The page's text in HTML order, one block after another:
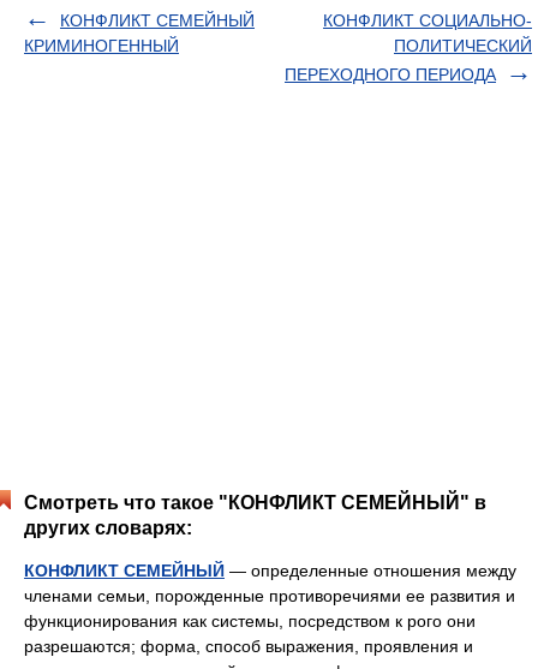
КОНФЛИКТ СЕМЕЙНЫЙ
КРИМИНОГЕННЫЙ
КОНФЛИКТ СОЦИАЛЬНО-
ПОЛИТИЧЕСКИЙ
ПЕРЕХОДНОГО ПЕРИОДА
Смотреть что такое "КОНФЛИКТ СЕМЕЙНЫЙ" в
других словарях:
КОНФЛИКТ СЕМЕЙНЫЙ — определенные отношения между
членами семьи, порожденные противоречиями ее развития и
функционирования как системы, посредством к рого они
разрешаются; форма, способ выражения, проявления и